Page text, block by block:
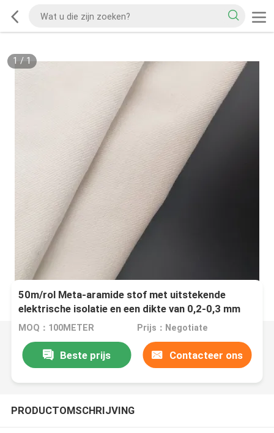
1 / 1
50m/rol Meta-aramide stof met uitstekende
elektrische isolatie en een dikte van 0,2-0,3 mm
MOQ：100METER Prijs：Negotiate
Beste prijs Contacteer ons
PRODUCTOMSCHRIJVING